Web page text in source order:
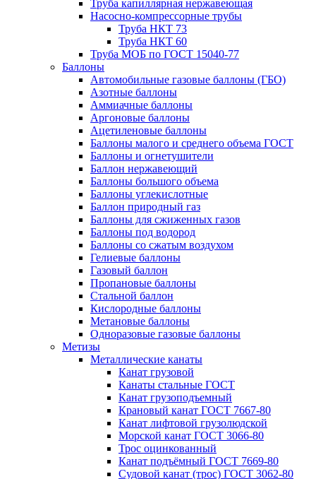
Труба капиллярная нержавеющая
Насосно-компрессорные трубы
Труба НКТ 73
Труба НКТ 60
Труба МОБ по ГОСТ 15040-77
Баллоны
Автомобильные газовые баллоны (ГБО)
Азотные баллоны
Аммиачные баллоны
Аргоновые баллоны
Ацетиленовые баллоны
Баллоны малого и среднего объема ГОСТ
Баллоны и огнетушители
Баллон нержавеющий
Баллоны большого объема
Баллоны углекислотные
Баллон природный газ
Баллоны для сжиженных газов
Баллоны под водород
Баллоны со сжатым воздухом
Гелиевые баллоны
Газовый баллон
Пропановые баллоны
Стальной баллон
Кислородные баллоны
Метановые баллоны
Одноразовые газовые баллоны
Метизы
Металлические канаты
Канат грузовой
Канаты стальные ГОСТ
Канат грузоподъемный
Крановый канат ГОСТ 7667-80
Канат лифтовой грузолюдской
Морской канат ГОСТ 3066-80
Трос оцинкованный
Канат подъёмный ГОСТ 7669-80
Судовой канат (трос) ГОСТ 3062-80